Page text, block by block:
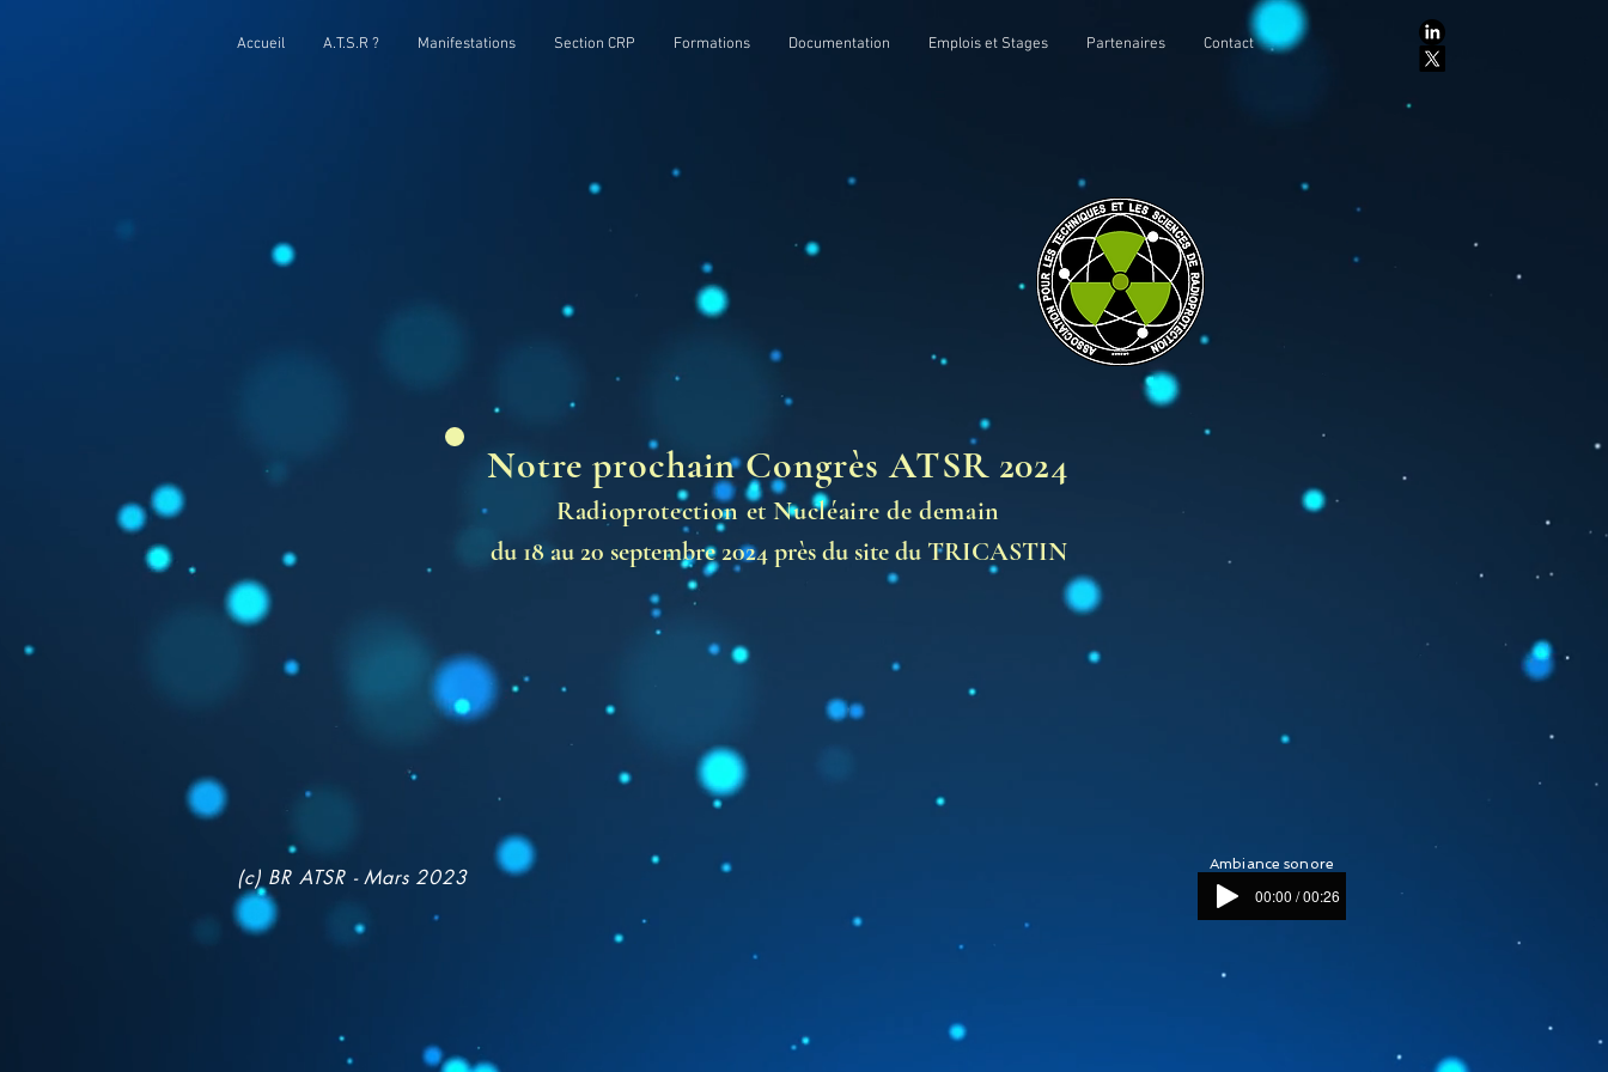
Accueil A.T.S.R ? Manifestations Section CRP Formations Documentation Emplois et Stages Partenaires Contact
Notre prochain Congrès ATSR 2024
Radioprotection et Nucléaire de demain
du 18 au 20 septembre 2024 près du site du TRICASTIN
(c) BR ATSR - Mars 2023
00:00 / 00:26
Ambiance sonore